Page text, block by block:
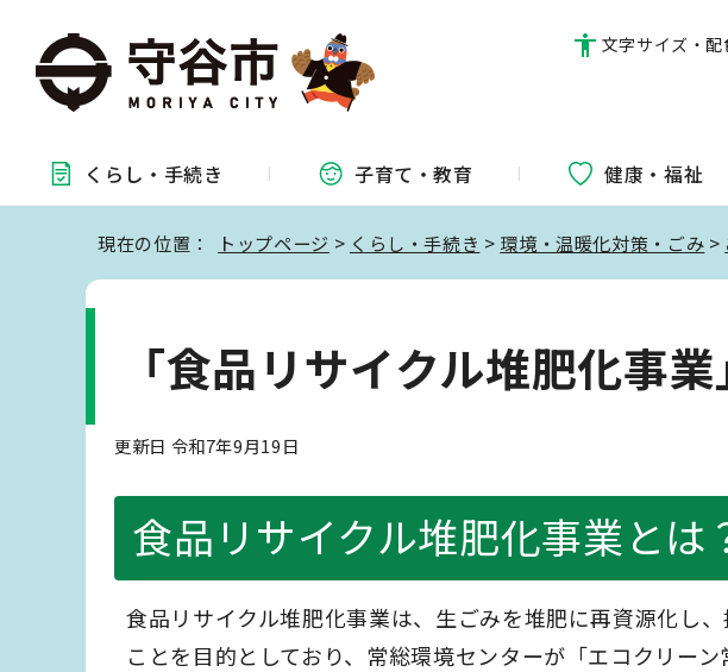
文字サイズ・配
くらし・ 手続き 子育て・教育 健康・福祉
現在の位置： トップページ > くらし・手続き > 環境・温暖化対策・ごみ >
「食品リサイクル堆肥化事
更新日 令和7年9月19日
食品リサイクル堆肥化事業とは
食品リサイクル堆肥化事業は、生ごみを堆肥に再資源化し
ことを目的としており、常総環境センターが「エコクリーン